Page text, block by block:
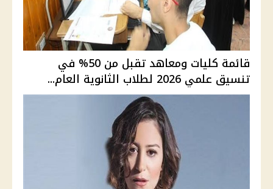
قائمة كليات ومعاهد تقبل من 50% في
تنسيق علمي 2026 لطلاب الثانوية العام...